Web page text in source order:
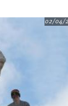
02/04/